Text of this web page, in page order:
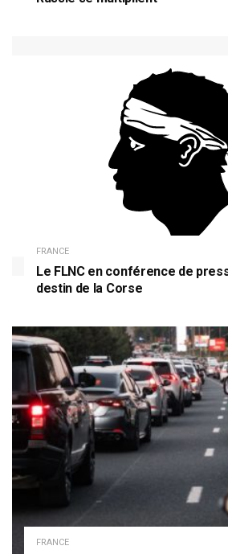
FRANCE
Le FLNC en conférence de
destin de la Corse
FRANCE